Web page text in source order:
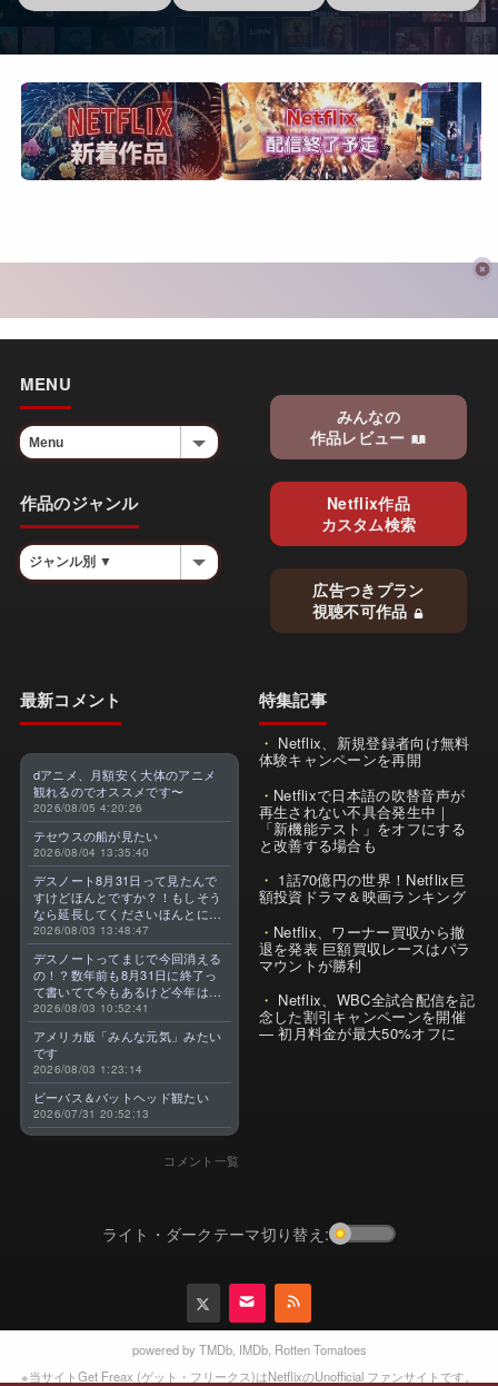
MENU
作品のジャンル
みんなの
作品レビュー
Netflix作品
カスタム検索
広告つきプラン
視聴不可作品
最新コメント
dアニメ、月額安く大体のアニメ
観れるのでオススメです〜
2026/08/05 4:20:26
テセウスの船が見たい
2026/08/04 13:35:40
デスノート8月31日って見たんで
すけどほんとですか？！もしそう
なら延長してくださいほんとに大
好きなんです😭
2026/08/03 13:48:47
デスノートってまじで今回消える
の！？数年前も8月31日に終了っ
て書いてて今もあるけど今年はま
じのやつ！？よくわからん！！で
きればなくならないでほしい！平
成アニメを振り返らせてくれっ
っ！！！！！！！
2026/08/03 10:52:41
アメリカ版「みんな元気」みたい
です
2026/08/03 1:23:14
ビーバス＆バットヘッド観たい
2026/07/31 20:52:13
コメント一覧
特集記事
Netflix、新規登録者向け無料
体験キャンペーンを再開
Netflixで日本語の吹替音声が
再生されない不具合発生中｜
「新機能テスト」をオフにする
と改善する場合も
1話70億円の世界！Netflix巨
額投資ドラマ＆映画ランキング
Netflix、ワーナー買収から撤
退を発表 巨額買収レースはパラ
マウントが勝利
Netflix、WBC全試合配信を記
念した割引キャンペーンを開催
— 初月料金が最大50%オフに
ライト・ダークテーマ切り替え:
powered by TMDb, IMDb, Rotten Tomatoes
※当サイトGet Freax (ゲット・フリークス)はNetflixのUnofficial ファンサイトです。